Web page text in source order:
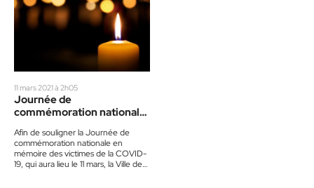
11 mars 2021 à 2h05
Journée de
commémoration nationale
de la COVID-19
Afin de souligner la Journée de
commémoration nationale en
mémoire des victimes de la COVID-
19, qui aura lieu le 11 mars, la Ville de